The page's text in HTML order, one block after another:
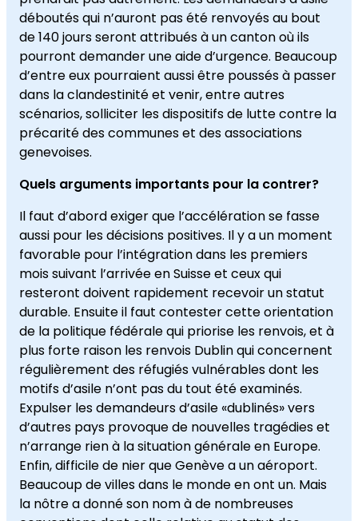
déboutés qui n’auront pas été renvoyés au bout
de 140 jours seront attribués à un canton où ils
pourront demander une aide d’urgence. Beaucoup
d’entre eux pourraient aussi être poussés à passer
dans la clandestinité et venir, entre autres
scénarios, solliciter les dispositifs de lutte contre la
précarité des communes et des associations
genevoises.
Quels arguments importants pour la contrer?
Il faut d’abord exiger que l’accélération se fasse
aussi pour les décisions positives. Il y a un moment
favorable pour l’intégration dans les premiers
mois suivant l’arrivée en Suisse et ceux qui
resteront doivent rapidement recevoir un statut
durable. Ensuite il faut contester cette orientation
de la politique fédérale qui priorise les renvois, et à
plus forte raison les renvois Dublin qui concernent
régulièrement des réfugiés vulnérables dont les
motifs d’asile n’ont pas du tout été examinés.
Expulser les demandeurs d’asile «dublinés» vers
d’autres pays provoque de nouvelles tragédies et
n’arrange rien à la situation générale en Europe.
Enfin, difficile de nier que Genève a un aéroport.
Beaucoup de villes dans le monde en ont un. Mais
la nôtre a donné son nom à de nombreuses